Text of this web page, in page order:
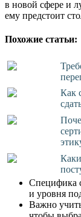
в новой сфере и
ему предстоит
Похожие статьи:
Как
Специфика
и уровня
Важно